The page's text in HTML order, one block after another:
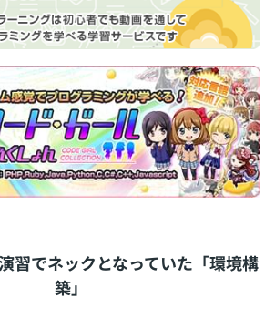
習でネックとなっていた「環境構
築」